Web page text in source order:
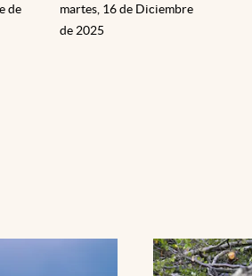
de
martes, 16 de Diciembre
de 2025